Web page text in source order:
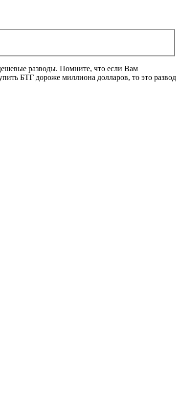
разводы. Помните, что если Вам
БТГ дороже миллиона долларов, то это развод